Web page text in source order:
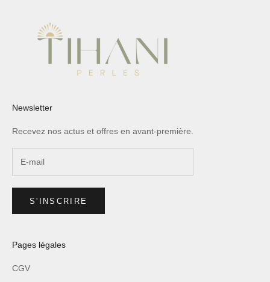
Newsletter
Recevez nos actus et offres en avant-première.
S'INSCRIRE
Pages légales
CGV